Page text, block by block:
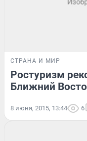
СТРАНА И МИР
Ростуризм
Ближний
8 июня, 2015, 13:44 6